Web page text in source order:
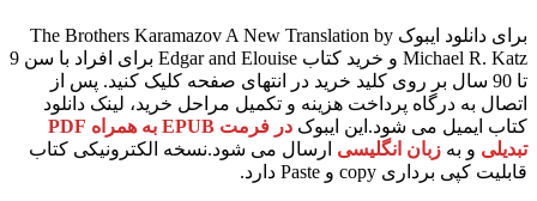
برای دانلود ایبوک The Brothers Karamazov A New Translation by
Michael R. Katz و خرید کتاب Edgar and Elouise برای افراد با سن 9
تا 90 سال بر روی کلید خرید در انتهای صفحه کلیک کنید. پس از
اتصال به درگاه پرداخت هزینه و تکمیل مراحل خرید، لینک دانلود
کتاب ایمیل می شود.این ایبوک
در فرمت EPUB به همراه PDF
تبدیلی و به زبان انگلیسی ارسال می شود.نسخه الکترونیکی کتاب
قابلیت کپی برداری copy و Paste دارد.